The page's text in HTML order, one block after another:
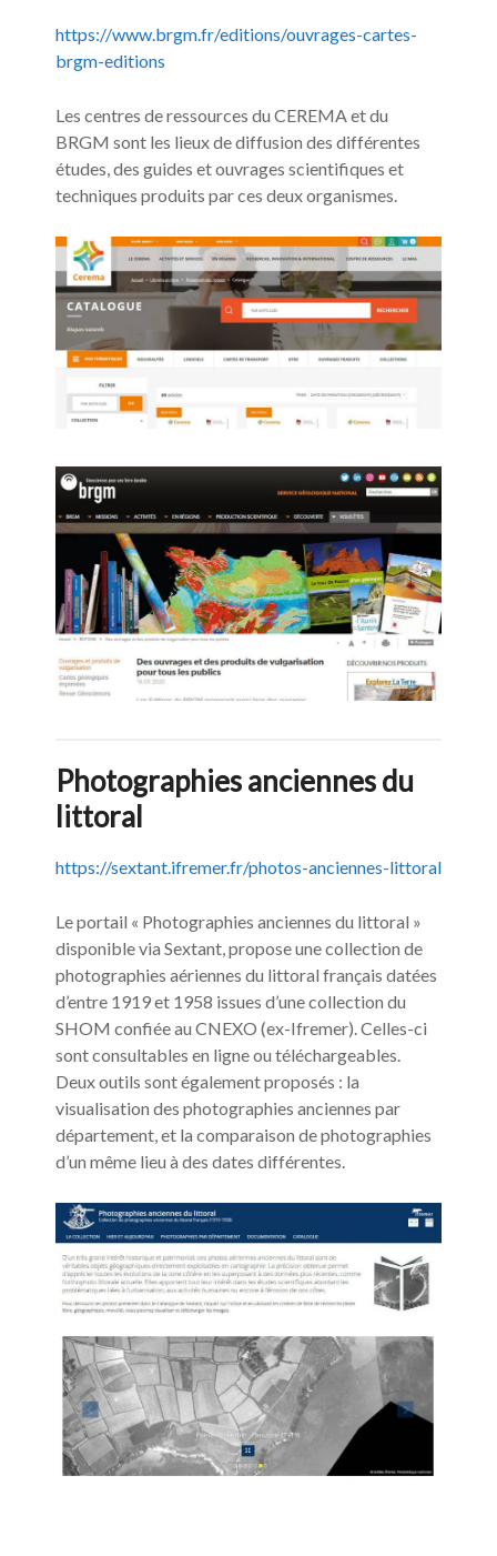
https://www.brgm.fr/editions/ouvrages-cartes-
brgm-editions
Les centres de ressources du CEREMA et du
BRGM sont les lieux de diffusion des différentes
études, des guides et ouvrages scientifiques et
techniques produits par ces deux organismes.
Photographies anciennes du
littoral
https://sextant.ifremer.fr/photos-anciennes-littoral
Le portail « Photographies anciennes du littoral »
disponible via Sextant, propose une collection de
photographies aériennes du littoral français datées
d’entre 1919 et 1958 issues d’une collection du
SHOM confiée au CNEXO (ex-Ifremer). Celles-ci
sont consultables en ligne ou téléchargeables.
Deux outils sont également proposés : la
visualisation des photographies anciennes par
département, et la comparaison de photographies
d’un même lieu à des dates différentes.